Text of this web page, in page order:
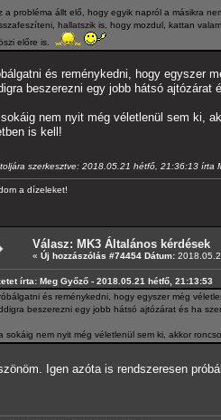
a probléma állt elő, hogy egyik napról a másikra
hallatszik is, hogy mozdul, kattan
előre is.
és reménykedni, hogy egyszer
beszerezni egy jobb hátsó
sokáig nem nyit még véletlenül sem ki,
is kell!
szerkesztve: 2018.05.21 hétfő, 21:36:13 írta
a dízeleket!
Válasz: MK3 Általános kérdések
« Új hozzászólás #74454 Dátum:
írta: Meg Győző - 2018.05.21 hétfő, 21:13:53
és reménykedni, hogy egyszer még
beszerezni egy jobb hátsó ajtózárat és ha
sokáig nem nyit még véletlenül sem ki, akkor
Igen azóta is rendszeresen